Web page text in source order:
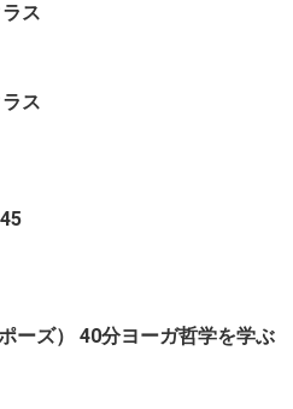
ス
ス
ーズ） 40分ヨーガ哲学を学ぶ